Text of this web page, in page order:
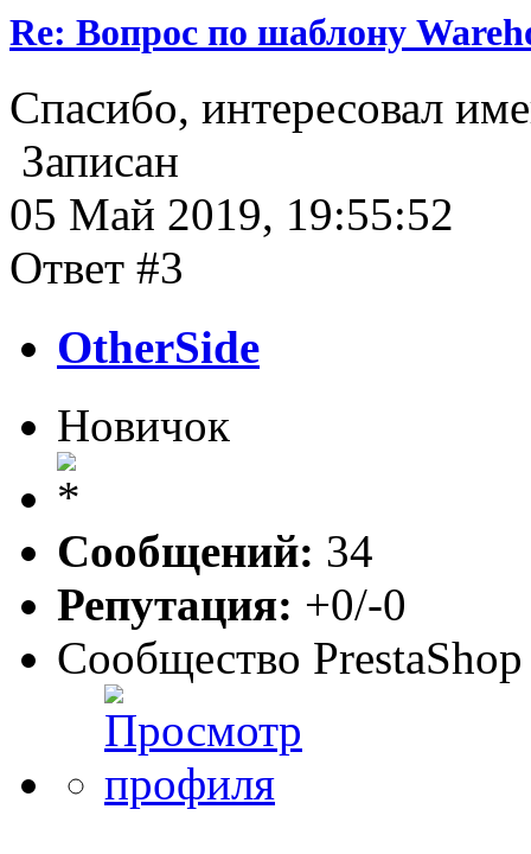
Re: Вопрос по шаблону
Спасибо, интересовал
Записан
05 Май 2019, 19:55:52
Ответ #3
OtherSide
Новичок
Сообщений: 34
Репутация: +0/-0
Сообщество PrestaShop